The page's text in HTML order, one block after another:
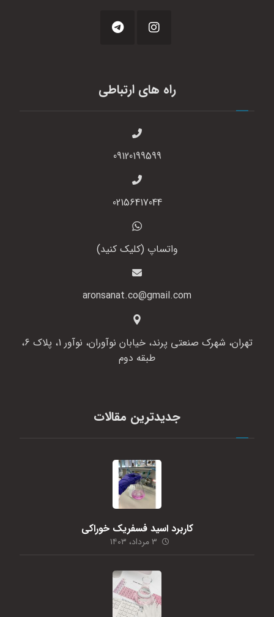
راه های ارتباطی
09120199599
02156417044
واتساپ (کلیک کنید)
aronsanat.co@gmail.com
تهران، شهرک صنعتی پرند، خیابان نوآوران، نوآور 1، پلاک 6،
طبقه دوم
جدیدترین مقالات
کاربرد اسید فسفریک خوراکی
۳ مرداد، ۱۴۰۳